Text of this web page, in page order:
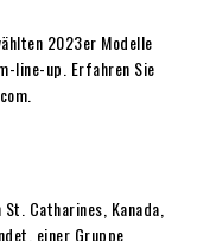
2023er Modelle
line-up. Erfahren Sie
Catharines, Kanada,
einer Gruppe